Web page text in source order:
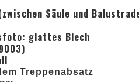
Säule und
glattes Blech
Treppenabsatz